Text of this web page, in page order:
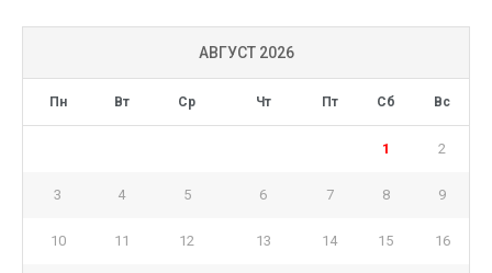
АВГУСТ 2026
Пн Вт Ср Чт Пт Сб Вс
1 2
3 4 5 6 7 8 9
10 11 12 13 14 15 16